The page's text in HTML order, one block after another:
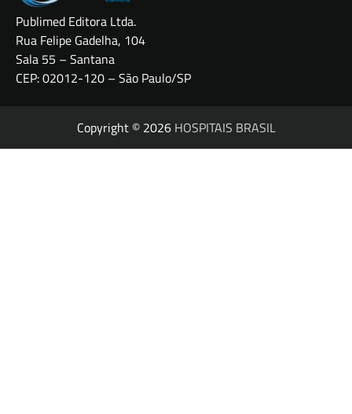
Publimed Editora Ltda.
Rua Felipe Gadelha, 104
Sala 55 – Santana
CEP: 02012-120 – São Paulo/SP
Copyright © 2026 HOSPITAIS BRASIL